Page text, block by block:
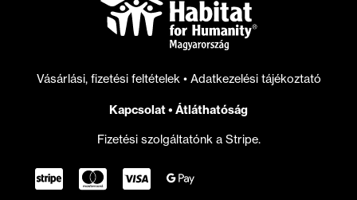
Vásárlási, fizetési feltételek • Adatkezelési tájékoztató
Kapcsolat• Átláthatóság
Fizetési szolgáltatónk a Stripe.